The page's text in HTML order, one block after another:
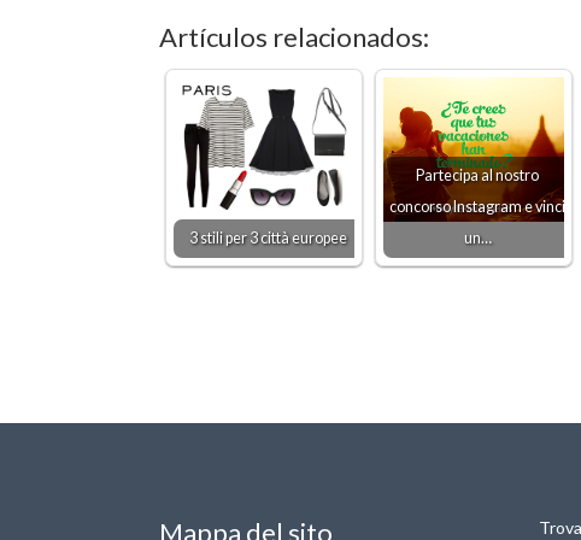
Artículos relacionados:
3 stili per 3 città europee
Partecipa al nostro
concorso Instagram e vinci
un…
Mappa del sito